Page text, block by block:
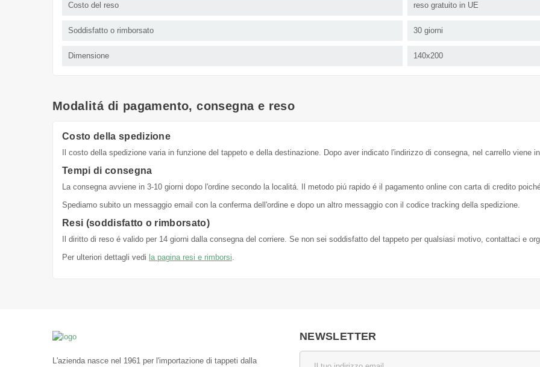
Costo del reso reso gratuito in UE
Soddisfatto o rimborsato 30 giorni
Dimensione 140x200
Modalitá di pagamento, consegna e reso
Costo della spedizione
Il costo della spedizione varia in funzione del tappeto e della destinazione. Dopo aver indicato l'indirizzo di consegna, nel carrello viene
Tempi di consegna
La consegna avviene in 3-10 giorni dopo l'ordine secondo la localitá. Il metodo piú rapido é il pagamento online con carta di credito
Spediamo subito un messaggio email con la conferma dell'ordine e dopo un altro messaggio con il codice tracking della spedizione.
Resi (soddisfatto o rimborsato)
Il diritto di reso é valido per 14 giorni dalla consegna del corriere. Se non sei soddisfatto del tappeto per qualsiasi motivo, contattaci e
Per ulteriori dettagli vedi la pagina resi e rimborsi.
L'azienda nasce nel 1961 per l'importazione di tappeti dalla
NEWSLETTER